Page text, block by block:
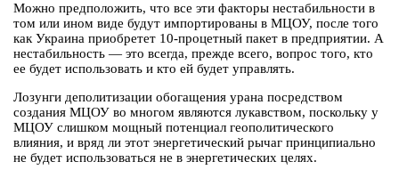
Можно предположить, что все эти факторы нестабильности в
том или ином виде будут импортированы в МЦОУ, после того
как Украина приобретет 10-процетный пакет в предприятии. А
нестабильность — это всегда, прежде всего, вопрос того, кто
ее будет использовать и кто ей будет управлять.
Лозунги деполитизации обогащения урана посредством
создания МЦОУ во многом являются лукавством, поскольку у
МЦОУ слишком мощный потенциал геополитического
влияния, и вряд ли этот энергетический рычаг принципиально
не будет использоваться не в энергетических целях.